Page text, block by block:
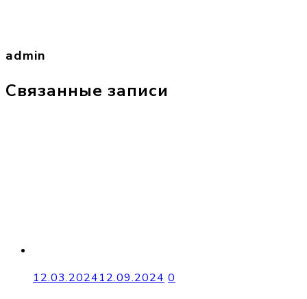
admin
Связанные записи
12.03.202412.09.2024 0